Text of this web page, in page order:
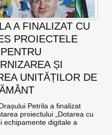
A FINALIZAT CU
PROIECTELE
ȘI
UNITĂȚILOR DE
Petrila a finalizat
proiectului „Dotarea cu
echipamente digitale a